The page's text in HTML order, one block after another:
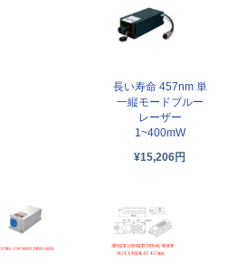
長い寿命 457nm 単
一縦モードブルー
レーザー
1~400mW
¥15,206円